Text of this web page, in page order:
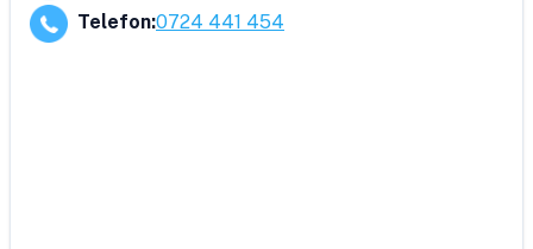
Telefon:0724 441 454